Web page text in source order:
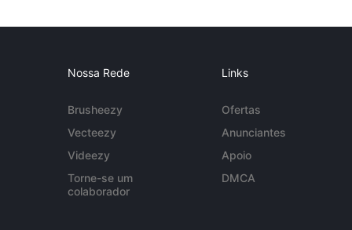
Nossa Rede
Brusheezy
Vecteezy
Videezy
Torne-se um
colaborador
Links
Ofertas
Anunciantes
Apoio
DMCA